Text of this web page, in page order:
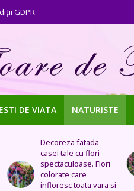
GDPR
DE VIATA NATURISTE
Tufe de trandafiri
extraordinare,
pozitionate in arcade
sau straturi
fantastice